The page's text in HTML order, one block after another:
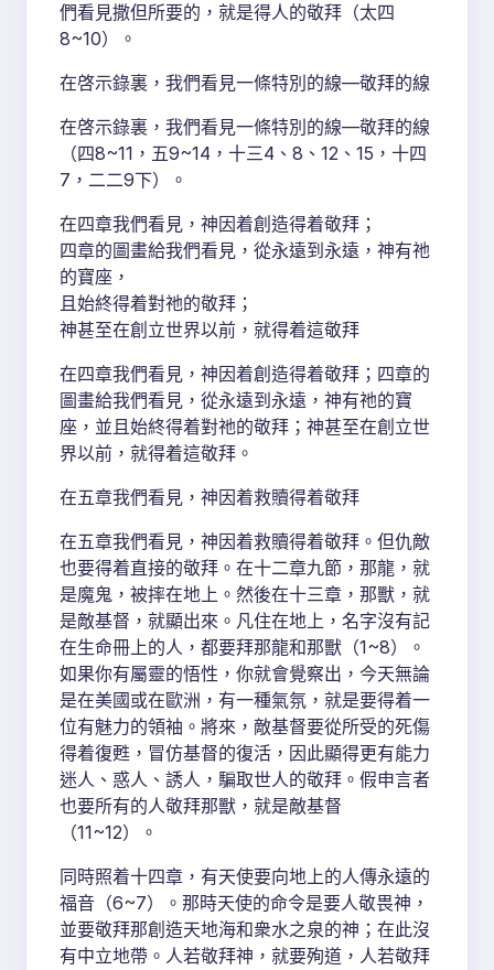
們看見撒但所要的，就是得人的敬拜（太四
8~10）。
在啓示錄裏，我們看見一條特別的線—敬拜的線
在啓示錄裏，我們看見一條特別的線—敬拜的線
（四8~11，五9~14，十三4、8、12、15，十四
7，二二9下）。
在四章我們看見，神因着創造得着敬拜；
四章的圖畫給我們看見，從永遠到永遠，神有祂
的寶座，
且始終得着對祂的敬拜；
神甚至在創立世界以前，就得着這敬拜
在四章我們看見，神因着創造得着敬拜；四章的
圖畫給我們看見，從永遠到永遠，神有祂的寶
座，並且始終得着對祂的敬拜；神甚至在創立世
界以前，就得着這敬拜。
在五章我們看見，神因着救贖得着敬拜
在五章我們看見，神因着救贖得着敬拜。但仇敵
也要得着直接的敬拜。在十二章九節，那龍，就
是魔鬼，被摔在地上。然後在十三章，那獸，就
是敵基督，就顯出來。凡住在地上，名字沒有記
在生命冊上的人，都要拜那龍和那獸（1~8）。
如果你有屬靈的悟性，你就會覺察出，今天無論
是在美國或在歐洲，有一種氣氛，就是要得着一
位有魅力的領袖。將來，敵基督要從所受的死傷
得着復甦，冒仿基督的復活，因此顯得更有能力
迷人、惑人、誘人，騙取世人的敬拜。假申言者
也要所有的人敬拜那獸，就是敵基督
（11~12）。
同時照着十四章，有天使要向地上的人傳永遠的
福音（6~7）。那時天使的命令是要人敬畏神，
並要敬拜那創造天地海和衆水之泉的神；在此沒
有中立地帶。人若敬拜神，就要殉道，人若敬拜